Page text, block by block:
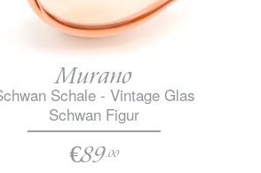
Murano
Schale - Vintage Glas
Schwan Figur
€89.00